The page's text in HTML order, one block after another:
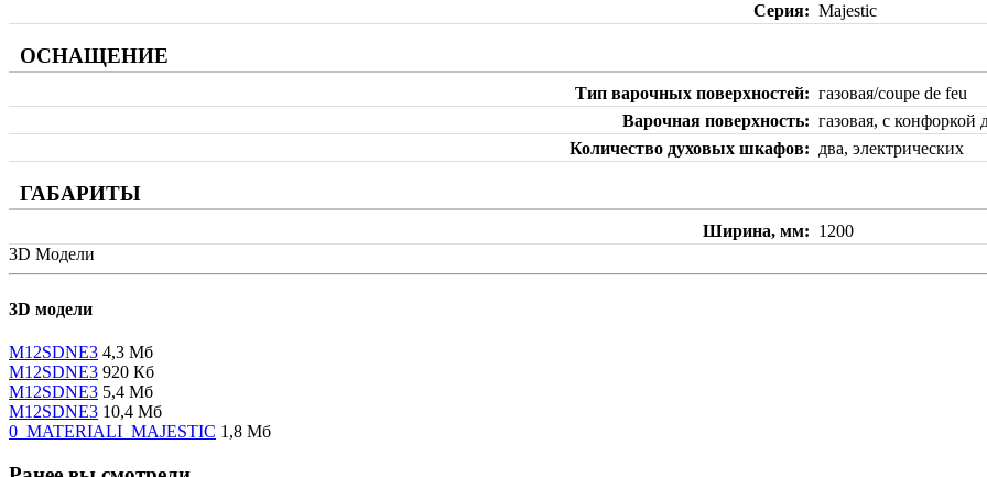
Серия Majestic
ОСНАЩЕНИЕ
Тип варочных поверхностей
газовая/coupe de feu
Варочная поверхность
газовая, с
Количество духовых шкафов
два, электрических
ГАБАРИТЫ
Ширина, мм
1200
3D Модели
3D модели
M12SDNE3 4,3 Мб
M12SDNE3 920 Кб
M12SDNE3 5,4 Мб
M12SDNE3 10,4 Мб
0_MATERIALI_MAJESTIC 1,8 Мб